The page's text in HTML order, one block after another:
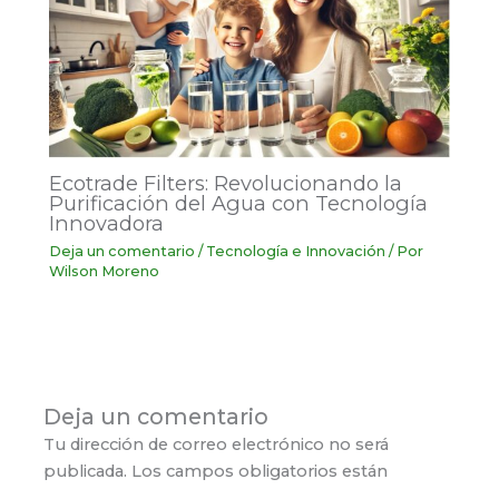
Ecotrade Filters: Revolucionando la
Purificación del Agua con Tecnología
Innovadora
Deja un comentario / Tecnología e Innovación / Por
Wilson Moreno
Deja un comentario
Tu dirección de correo electrónico no será
publicada. Los campos obligatorios están